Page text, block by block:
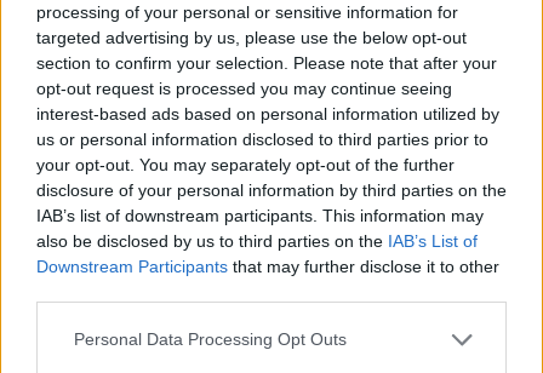
processing of your personal or sensitive information for
targeted advertising by us, please use the below opt-out
section to confirm your selection. Please note that after your
opt-out request is processed you may continue seeing
interest-based ads based on personal information utilized by
us or personal information disclosed to third parties prior to
your opt-out. You may separately opt-out of the further
disclosure of your personal information by third parties on the
IAB’s list of downstream participants. This information may
also be disclosed by us to third parties on the IAB’s List of
Downstream Participants that may further disclose it to other
Personal Data Processing Opt Outs
Portfolio
2018. március 11. 09:23
Románia 2024-ben bevezetné az eurót a
Szociáldemokrata Párt (SPD) szombati, rendkívüli
kongresszusán hozott döntés szerint.
Az egy éve kormányzó Szociáldemokrata Párt 2024-es
céldátumot határozott meg a közös európai deviza
átvételére, amit a pártvezető, Liviu Dragnea azzal indokolt,
szükséges. Romániának ez az egy esélye van, hogy egy